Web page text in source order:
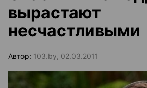
вырастают
несчастливыми
Автор: 103.by, 02.03.2011